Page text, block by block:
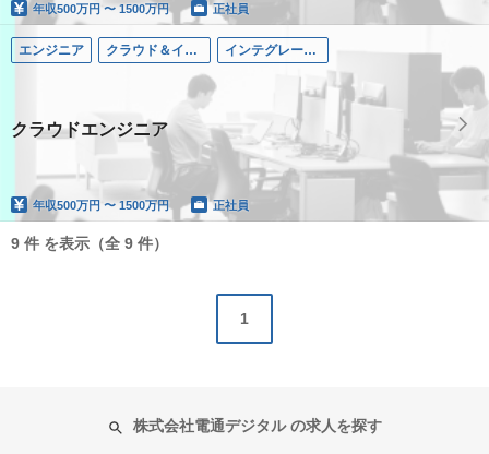
年収500万円 〜 1500万円 正社員
エンジニア クラウド＆インテグレーション インテグレーテッド・ソリューションズ領域
クラウドエンジニア
年収500万円 〜 1500万円 正社員
9 件 を表示（全 9 件）
1
株式会社電通デジタル の求人を探す